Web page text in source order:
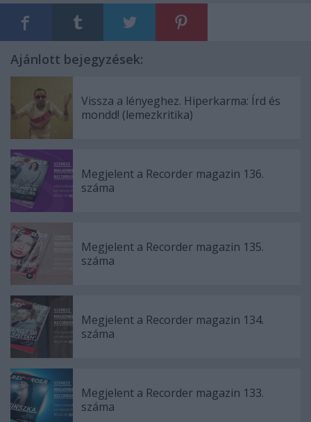
Ajánlott bejegyzések:
Vissza a lényeghez. Hiperkarma: Írd és
mondd! (lemezkritika)
Megjelent a Recorder magazin 136.
száma
Megjelent a Recorder magazin 135.
száma
Megjelent a Recorder magazin 134.
száma
Megjelent a Recorder magazin 133.
száma